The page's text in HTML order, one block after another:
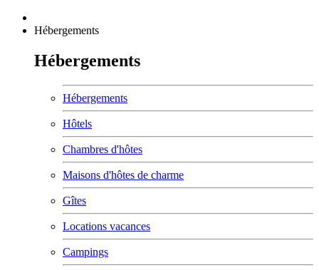
Hébergements
Hébergements
Hébergements
Hôtels
Chambres d'hôtes
Maisons d'hôtes de charme
Gîtes
Locations vacances
Campings